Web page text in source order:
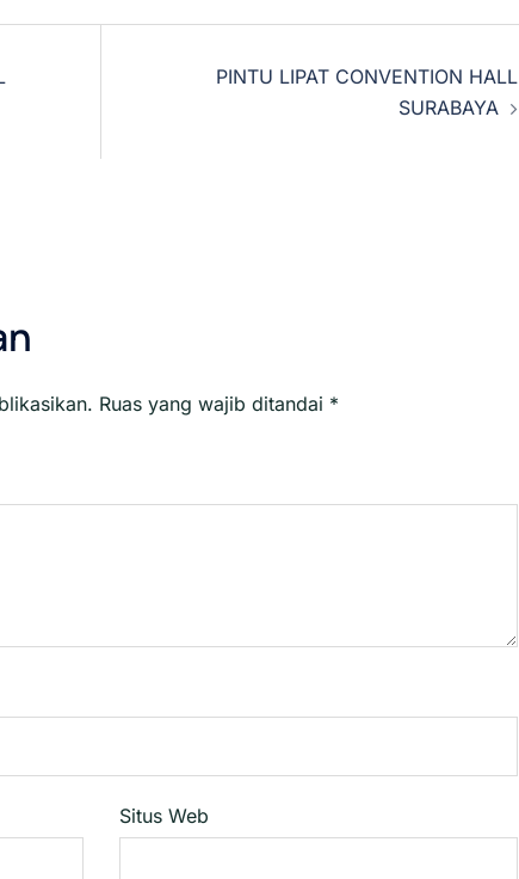
PINTU LIPAT CONVENTION HALL
SURABAYA
Ruas yang wajib ditandai *
Situs Web